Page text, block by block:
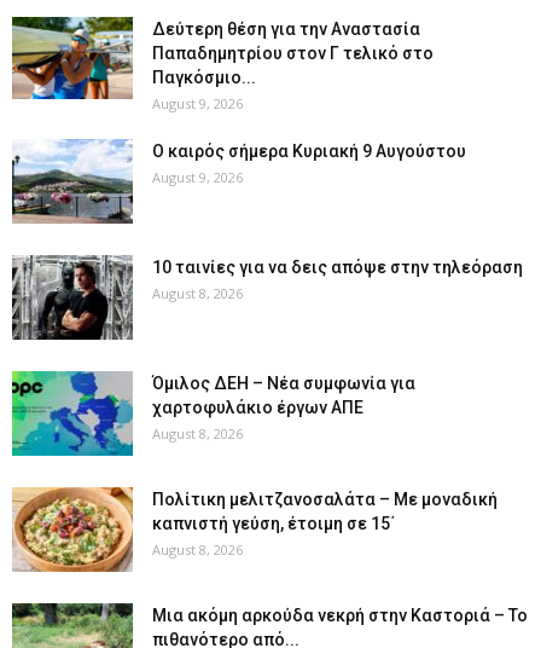
Δεύτερη θέση για την Αναστασία
Παπαδημητρίου στον Γ τελικό στο
Παγκόσμιο...
August 9, 2026
Ο καιρός σήμερα Κυριακή 9 Αυγούστου
August 9, 2026
10 ταινίες για να δεις απόψε στην τηλεόραση
August 8, 2026
Όμιλος ΔΕΗ – Νέα συμφωνία για
χαρτοφυλάκιο έργων ΑΠΕ
August 8, 2026
Πολίτικη μελιτζανοσαλάτα – Με μοναδική
καπνιστή γεύση, έτοιμη σε 15΄
August 8, 2026
Μια ακόμη αρκούδα νεκρή στην Καστοριά – Το
πιθανότερο από...